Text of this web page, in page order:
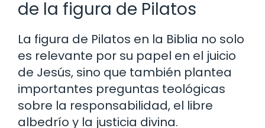
de la figura de Pilatos
La figura de Pilatos en la Biblia no solo
es relevante por su papel en el juicio
de Jesús, sino que también plantea
importantes preguntas teológicas
sobre la responsabilidad, el libre
albedrío y la justicia divina.